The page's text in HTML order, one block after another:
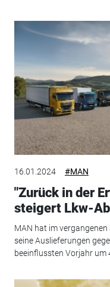
16.01.2024 #MAN
"Zurück in der
steigert Lkw-
MAN hat im
seine Auslieferungen
beeinflussten Vorjahr um